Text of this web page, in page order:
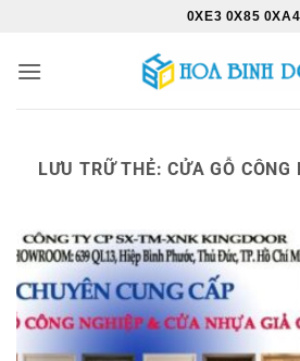
nội
0XE3 0X85 0XA4
LƯU TRỮ THẺ:CỬA GỖ